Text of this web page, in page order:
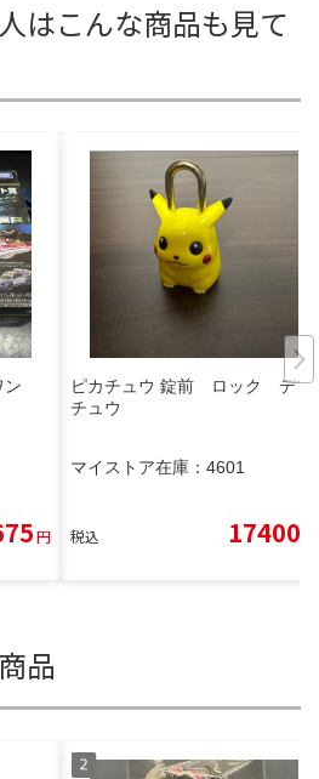
はこんな商品も見て
円
ピカチュウ 錠前 ロック デブ
チュウ
マイストア在庫： 4601
税込 17400
品